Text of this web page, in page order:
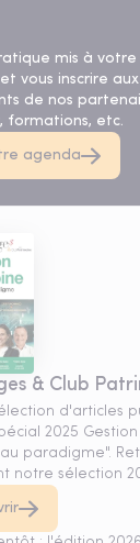
mis à
vous inscrire
de nos
formations, etc.
agenda
& Club
d'articles
2025
paradigme".
notre sélection